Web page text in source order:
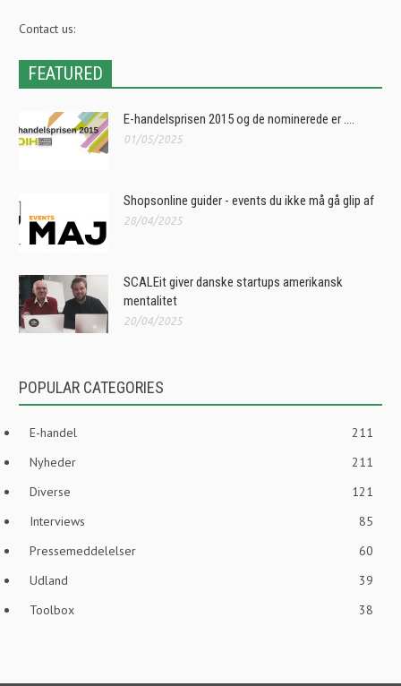
Contact us:
FEATURED
E-handelsprisen 2015 og de nominerede er ….
01/05/2025
Shopsonline guider - events du ikke må gå glip af
28/04/2025
SCALEit giver danske startups amerikansk
mentalitet
20/04/2025
POPULAR CATEGORIES
E-handel
211
Nyheder
211
Diverse
121
Interviews
85
Pressemeddelelser
60
Udland
39
Toolbox
38